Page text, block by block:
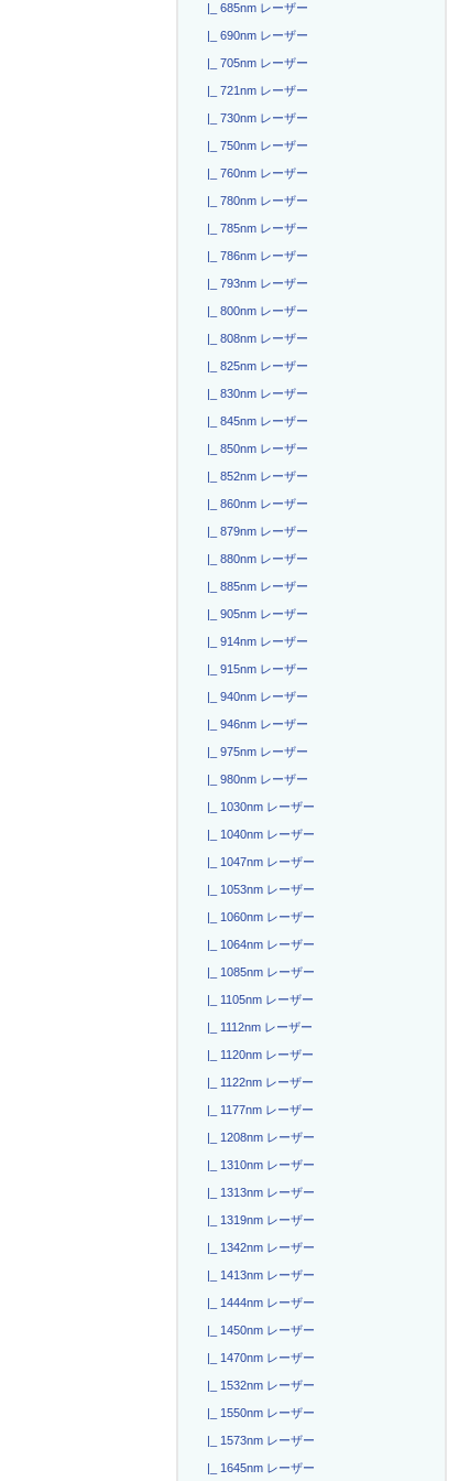
|_ 685nm レーザー
|_ 690nm レーザー
|_ 705nm レーザー
|_ 721nm レーザー
|_ 730nm レーザー
|_ 750nm レーザー
|_ 760nm レーザー
|_ 780nm レーザー
|_ 785nm レーザー
|_ 786nm レーザー
|_ 793nm レーザー
|_ 800nm レーザー
|_ 808nm レーザー
|_ 825nm レーザー
|_ 830nm レーザー
|_ 845nm レーザー
|_ 850nm レーザー
|_ 852nm レーザー
|_ 860nm レーザー
|_ 879nm レーザー
|_ 880nm レーザー
|_ 885nm レーザー
|_ 905nm レーザー
|_ 914nm レーザー
|_ 915nm レーザー
|_ 940nm レーザー
|_ 946nm レーザー
|_ 975nm レーザー
|_ 980nm レーザー
|_ 1030nm レーザー
|_ 1040nm レーザー
|_ 1047nm レーザー
|_ 1053nm レーザー
|_ 1060nm レーザー
|_ 1064nm レーザー
|_ 1085nm レーザー
|_ 1105nm レーザー
|_ 1112nm レーザー
|_ 1120nm レーザー
|_ 1122nm レーザー
|_ 1177nm レーザー
|_ 1208nm レーザー
|_ 1310nm レーザー
|_ 1313nm レーザー
|_ 1319nm レーザー
|_ 1342nm レーザー
|_ 1413nm レーザー
|_ 1444nm レーザー
|_ 1450nm レーザー
|_ 1470nm レーザー
|_ 1532nm レーザー
|_ 1550nm レーザー
|_ 1573nm レーザー
|_ 1645nm レーザー